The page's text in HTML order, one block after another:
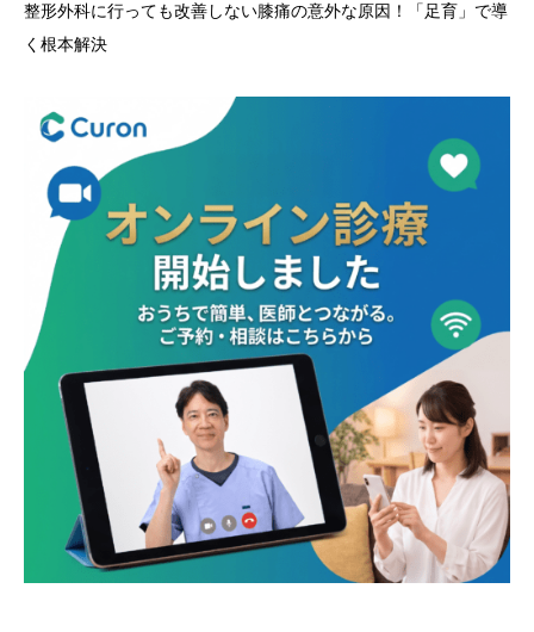
整形外科に行っても改善しない膝痛の意外な原因！「足育」で導
く根本解決